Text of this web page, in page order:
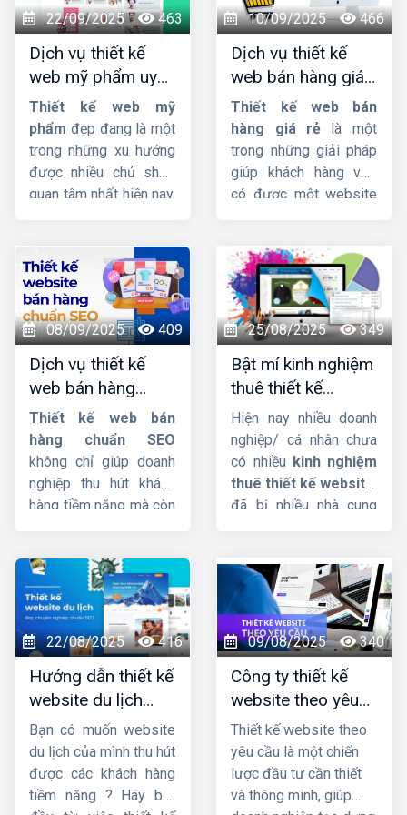
lên Top Google nhanh
chóng quan trọng như
thế nào đối với trang
web ?
giao diện đẹp, đảm
bảo chất lượng với giá
rẻ. Hãy liên hệ với đội
ngũ nhân viên tư vấn
củaHIG chúng tôi.
22/09/2025 463
Dịch vụ thiết kế
web mỹ phẩm uy
tín, chuyên nghiệp,
chuẩn SEO
Thiết kế web mỹ
phẩm đẹp đang là một
trong những xu hướng
được nhiều chủ shop
quan tâm nhất hiện nay.
shop mở rộng tệp
khách hàng đồng thời
mang lại nguồn doanh
thu cực khủng. Nếu bạn
cũng đang muốn sở
hữu một website bán
mỹ phẩm chuyên
nghiệp, hãy theo dõi
ngay bài viết sau đây
củaCông ty HIG
10/09/2025 466
Dịch vụ thiết kế
web bán hàng giá
rẻ, đẹp, chuyên
nghiệp
Thiết kế web bán
hàng giá rẻ là một
trong những giải pháp
giúp khách hàng vừa
có được một website
chăng mà còn có thể
giúp quý khách tự tối
ưu từ khóa lên trang
nhất kết quả tìm kiếm.
08/09/2025 409
Dịch vụ thiết kế
web bán hàng
chuẩn SEO, uy tín,
chuyên nghiệp
Thiết kế web bán
hàng chuẩn SEO
không chỉ giúp doanh
nghiệp thu hút khách
hàng tiềm năng mà còn
người dùng trên mọi
thiết bị. Một website
chuẩn SEO sẽ giúp
thương hiệu nâng cao
uy tín, cải thiện thứ
hạng tìm kiếm, từ đó
mở rộng quy mô kinh
doanh một cách bền
vững và hiệu quả.
25/08/2025 349
Bật mí kinh nghiệm
thuê thiết kế
website chuẩn chỉ
và uy tín
Hiện nay nhiều doanh
nghiệp/ cá nhân chưa
có nhiều kinh nghiệm
thuê thiết kế website
đã bị nhiều nhà cung
thống nhất ký kết rõ
ràng. Lý do thì rất nhiều
nhưng chủ yếu là người
đi thuê không có tiêu
chí rõ ràng để chọn bên
thiết kế website uy tín
và chất lượng.
22/08/2025 416
Hướng dẫn thiết kế
website du lịch
đẹp và chuyên
nghiệp
Bạn có muốn website
du lịch của mình thu hút
được các khách hàng
tiềm năng ? Hãy bắt
09/08/2025 340
Công ty thiết kế
website theo yêu
cầu uy tín, chuyên
nghiệp
Thiết kế website theo
yêu cầu là một chiến
lược đầu tư cần thiết
và thông minh, giúp